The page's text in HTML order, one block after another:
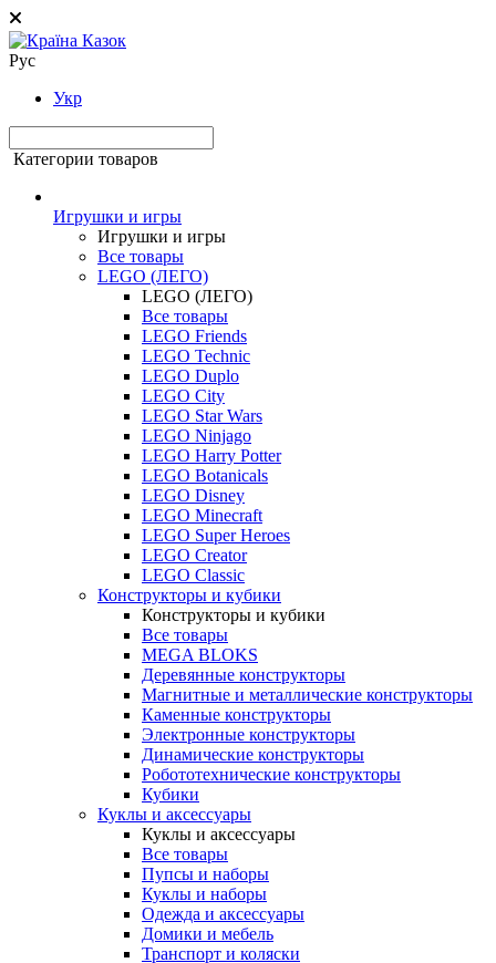
Рус
Укр
Категории товаров
Игрушки и игры
Игрушки и игры
Все товары
LEGO (ЛЕГО)
LEGO (ЛЕГО)
Все товары
LEGO Friends
LEGO Technic
LEGO Duplo
LEGO City
LEGO Star Wars
LEGO Ninjago
LEGO Harry Potter
LEGO Botanicals
LEGO Disney
LEGO Minecraft
LEGO Super Heroes
LEGO Creator
LEGO Classic
Конструкторы и кубики
Конструкторы и кубики
Все товары
MEGA BLOKS
Деревянные конструкторы
Магнитные и металлические конструкторы
Каменные конструкторы
Электронные конструкторы
Динамические конструкторы
Робототехнические конструкторы
Кубики
Куклы и аксессуары
Куклы и аксессуары
Все товары
Пупсы и наборы
Куклы и наборы
Одежда и аксессуары
Домики и мебель
Транспорт и коляски